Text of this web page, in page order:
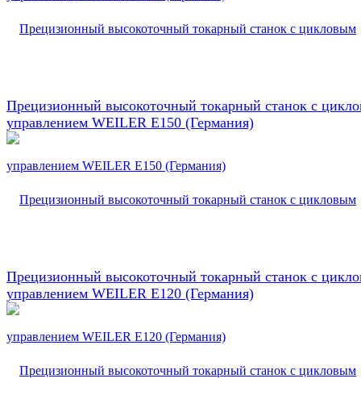
Прецизионный высокоточный токарный станок с
управлением WEILER E150 (Германия)
Прецизионный высокоточный токарный станок с
управлением WEILER E120 (Германия)